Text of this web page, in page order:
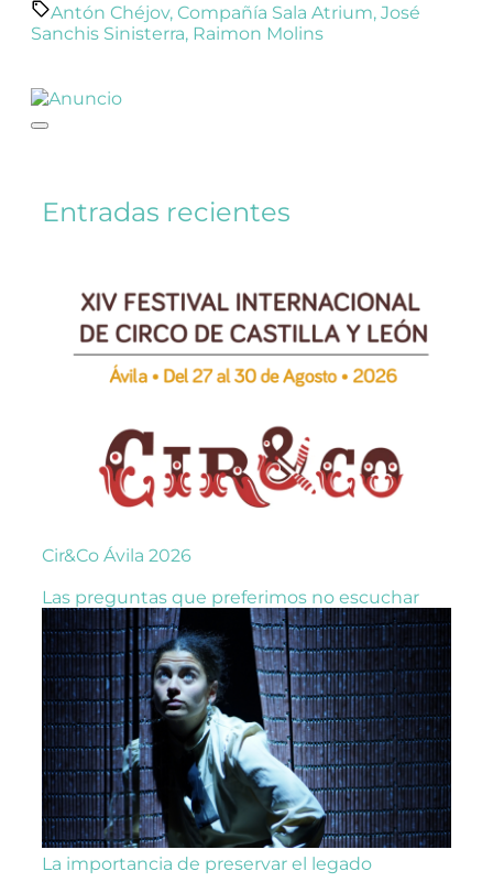
Antón Chéjov, Compañía Sala Atrium, José
Sanchis Sinisterra, Raimon Molins
Entradas recientes
Cir&Co Ávila 2026
Las preguntas que preferimos no escuchar
La importancia de preservar el legado